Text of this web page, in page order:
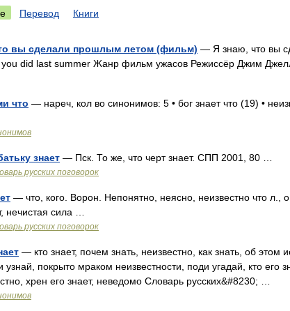
Перевод Книги
вы сделали прошлым летом (фильм) — Я знаю, что вы
you did last summer Жанр фильм ужасов Режиссёр Джим
что — нареч, кол во синонимов: 5 • бог знает что (19) •
знает — Пск. То же, что черт знает. СПП 2001, 80 …
русских поговорок
— что, кого. Ворон. Непонятно, неясно, неизвестно что л.,
нечистая сила …
русских поговорок
— кто знает, почем знать, неизвестно, как знать, об этом
узнай, покрыто мраком неизвестности, поди угадай, кто его
хрен его знает, неведомо Словарь русских&#8230; …